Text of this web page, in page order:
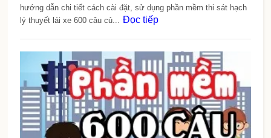
hướng dẫn chi tiết cách cài đặt, sử dụng phần mềm thi sát hạch
lý thuyết lái xe 600 câu củ... Đọc tiếp